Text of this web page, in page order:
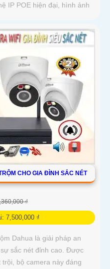
IP POE hiện đại, hình ảnh
CHO GIA ĐÌNH SẮC NÉT
₫
7,500,000 ₫
Dahua là giải pháp an
sắc nét đỉnh cao. Được
bộ camera này đáng